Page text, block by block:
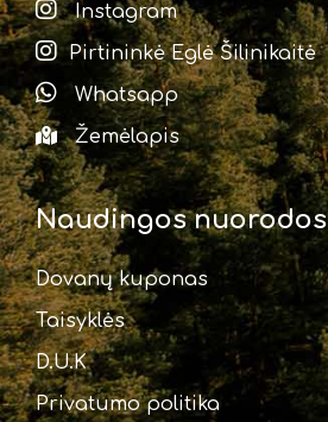
Instagram
Pirtininkė Eglė Šilinikaitė
Whatsapp
Žemėlapis
Naudingos nuorodos
Dovanų kuponas
Taisyklės
D.U.K
Privatumo politika